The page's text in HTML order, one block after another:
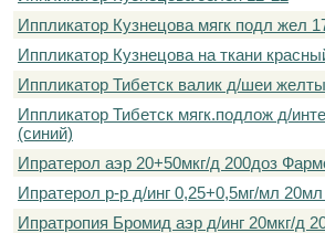
Иппликатор Кузнецова мягк подл жел
Иппликатор Кузнецова на ткани
Иппликатор Тибетск валик д/шеи
Иппликатор Тибетск мягк.подлож д/
(синий)
Ипратерол аэр 20+50мкг/д 200доз
Ипратерол р-р д/инг 0,25+0,5мг/мл
Ипратропия Бромид аэр д/инг 20мкг/д